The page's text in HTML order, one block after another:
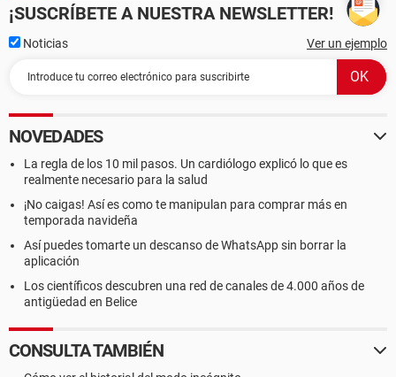
¡SUSCRÍBETE A NUESTRA NEWSLETTER!
Noticias Ver un ejemplo
NOVEDADES
La regla de los 10 mil pasos. Un cardiólogo explicó lo que es
realmente necesario para la salud
¡No caigas! Así es como te manipulan para comprar más en
temporada navideña
Así puedes tomarte un descanso de WhatsApp sin borrar la
aplicación
Los científicos descubren una red de canales de 4.000 años de
antigüedad en Belice
CONSULTA TAMBIÉN